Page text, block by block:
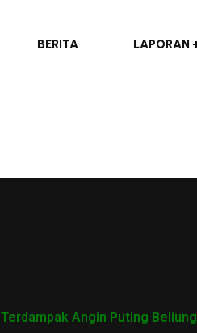
BERITA LAPORAN
Angin Puting Beliung